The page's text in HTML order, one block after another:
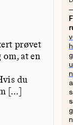
prøvet
at en
du
[…]